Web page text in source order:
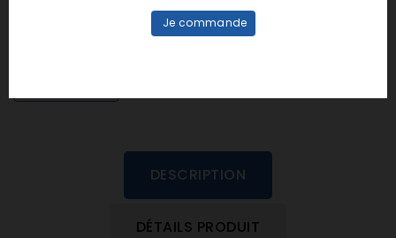
personne n'a encore posté d'avis
DESCRIPTION
DÉTAILS PRODUIT
Je commande